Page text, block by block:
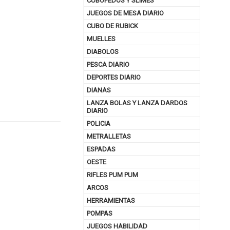
JUEGOS DE MESA DIARIO
CUBO DE RUBICK
MUELLES
DIABOLOS
PESCA DIARIO
DEPORTES DIARIO
DIANAS
LANZA BOLAS Y LANZA DARDOS
DIARIO
POLICIA
METRALLETAS
ESPADAS
OESTE
RIFLES PUM PUM
ARCOS
HERRAMIENTAS
POMPAS
JUEGOS HABILIDAD